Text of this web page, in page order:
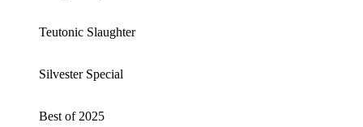
Teutonic Slaughter
Silvester Special
Best of 2025